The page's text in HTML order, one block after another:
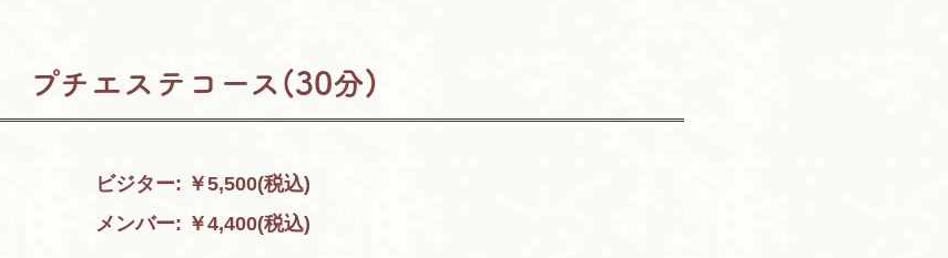
プチエステコース(30分)
ビジター: ￥5,500(税込)
メンバー: ￥4,400(税込)